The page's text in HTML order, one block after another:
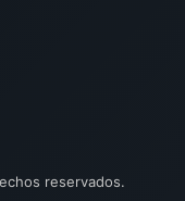
reservados.